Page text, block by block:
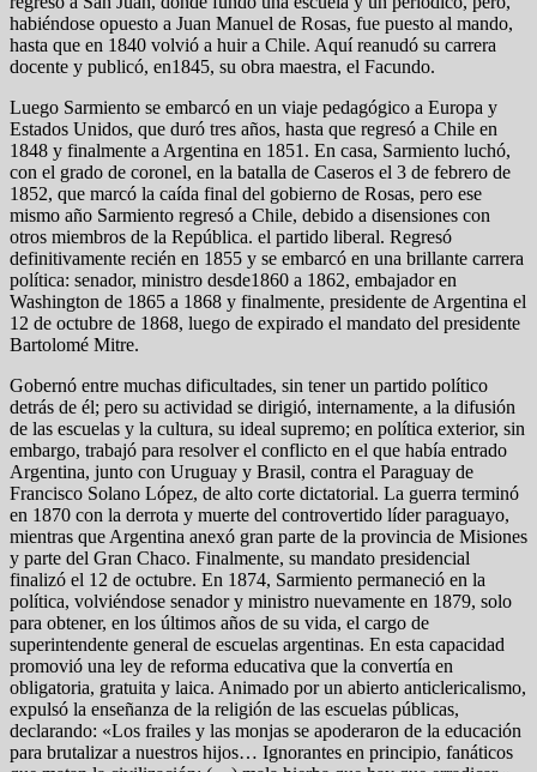
habiéndose opuesto a Juan Manuel de Rosas, fue puesto al mando,
hasta que en 1840 volvió a huir a Chile. Aquí reanudó su carrera
docente y publicó, en1845, su obra maestra, el Facundo.
Luego Sarmiento se embarcó en un viaje pedagógico a Europa y
Estados Unidos, que duró tres años, hasta que regresó a Chile en
1848 y finalmente a Argentina en 1851. En casa, Sarmiento luchó,
con el grado de coronel, en la batalla de Caseros el 3 de febrero de
1852, que marcó la caída final del gobierno de Rosas, pero ese
mismo año Sarmiento regresó a Chile, debido a disensiones con
otros miembros de la República. el partido liberal. Regresó
definitivamente recién en 1855 y se embarcó en una brillante carrera
política: senador, ministro desde1860 a 1862, embajador en
Washington de 1865 a 1868 y finalmente, presidente de Argentina el
12 de octubre de 1868, luego de expirado el mandato del presidente
Bartolomé Mitre.
Gobernó entre muchas dificultades, sin tener un partido político
detrás de él; pero su actividad se dirigió, internamente, a la difusión
de las escuelas y la cultura, su ideal supremo; en política exterior, sin
embargo, trabajó para resolver el conflicto en el que había entrado
Argentina, junto con Uruguay y Brasil, contra el Paraguay de
Francisco Solano López, de alto corte dictatorial. La guerra terminó
en 1870 con la derrota y muerte del controvertido líder paraguayo,
mientras que Argentina anexó gran parte de la provincia de Misiones
y parte del Gran Chaco. Finalmente, su mandato presidencial
finalizó el 12 de octubre. En 1874, Sarmiento permaneció en la
política, volviéndose senador y ministro nuevamente en 1879, solo
para obtener, en los últimos años de su vida, el cargo de
superintendente general de escuelas argentinas. En esta capacidad
promovió una ley de reforma educativa que la convertía en
obligatoria, gratuita y laica. Animado por un abierto anticlericalismo,
expulsó la enseñanza de la religión de las escuelas públicas,
declarando: «Los frailes y las monjas se apoderaron de la educación
para brutalizar a nuestros hijos… Ignorantes en principio, fanáticos